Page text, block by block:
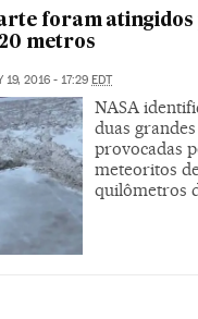
foram atingidos
metros
19, 2016 - 17:29 EDT
NASA
duas
provocadas
meteoritos
quilômetros